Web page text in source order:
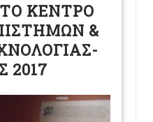
ΚΕΝΤΡΟ
&
2017